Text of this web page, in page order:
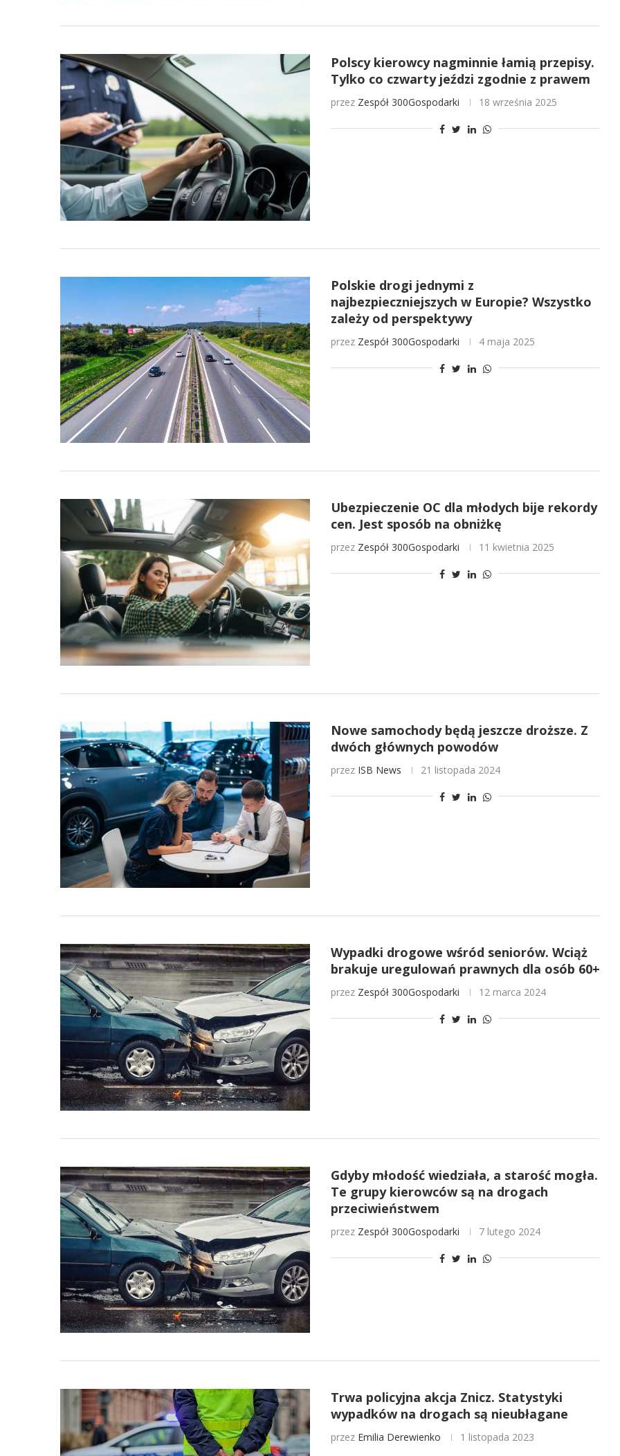
Polscy kierowcy nagminnie łamią przepisy.
Tylko co czwarty jeździ zgodnie z prawem
przez Zespół 300Gospodarki 18 września 2025
Polskie drogi jednymi z
najbezpieczniejszych w Europie? Wszystko
zależy od perspektywy
przez Zespół 300Gospodarki 4 maja 2025
Ubezpieczenie OC dla młodych bije rekordy
cen. Jest sposób na obniżkę
przez Zespół 300Gospodarki 11 kwietnia 2025
Nowe samochody będą jeszcze droższe. Z
dwóch głównych powodów
przez ISB News 21 listopada 2024
Wypadki drogowe wśród seniorów. Wciąż
brakuje uregulowań prawnych dla osób 60+
przez Zespół 300Gospodarki 12 marca 2024
Gdyby młodość wiedziała, a starość mogła.
Te grupy kierowców są na drogach
przeciwieństwem
przez Zespół 300Gospodarki 7 lutego 2024
Trwa policyjna akcja Znicz. Statystyki
wypadków na drogach są nieubłagane
przez Emilia Derewienko 1 listopada 2023